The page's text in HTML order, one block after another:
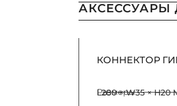
КОННЕКТОР
Размеры
L280 × W35 × H20